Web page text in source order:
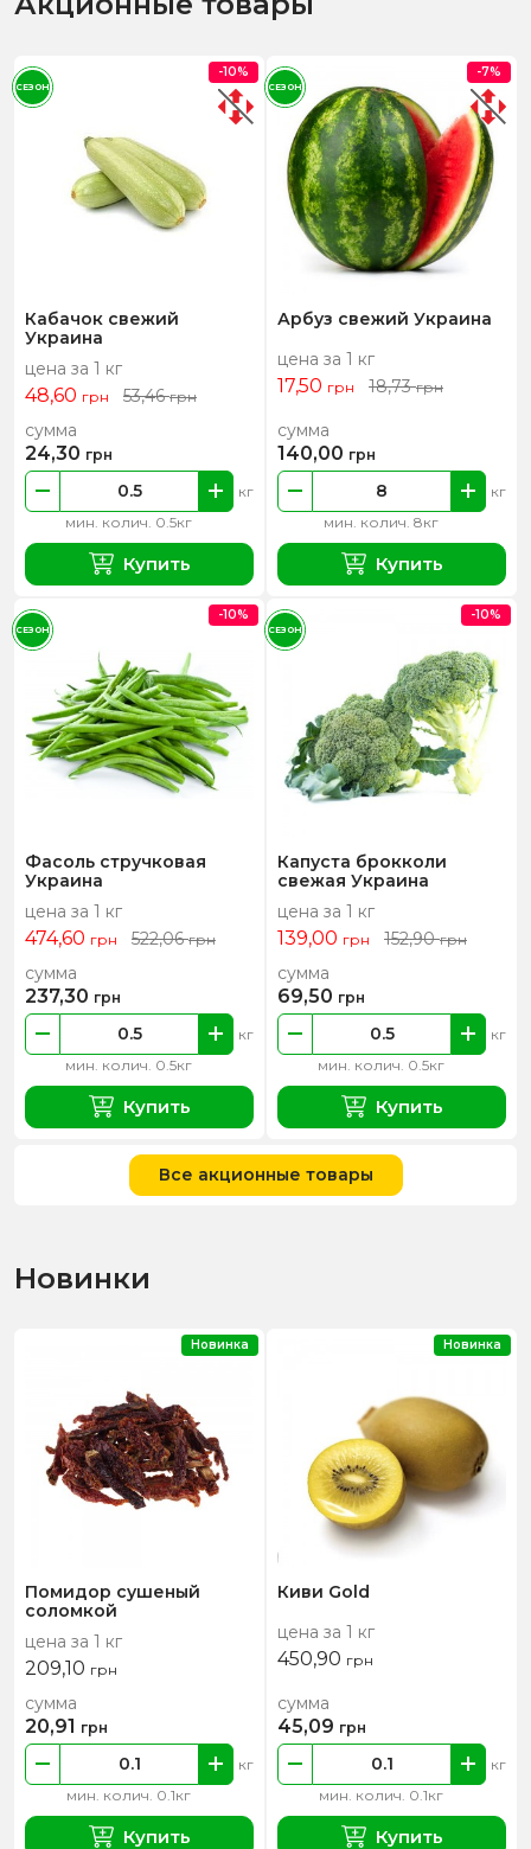
Кабачок свежий
Украина
цена за 1 кг
48,60 грн 53,46грн
мин. колич. 0.5кг
кг
сумма
24,30 грн
Купить
-10%
СЕЗОН
Арбуз свежий Украина
цена за 1 кг
17,50 грн 18,73грн
мин. колич. 8кг
кг
сумма
140,00 грн
Купить
-7%
СЕЗОН
Фасоль стручковая
Украина
цена за 1 кг
474,60 грн 522,06грн
мин. колич. 0.5кг
кг
сумма
237,30 грн
Купить
-10%
СЕЗОН
Капуста брокколи
свежая Украина
цена за 1 кг
139,00 грн 152,90грн
мин. колич. 0.5кг
кг
сумма
69,50 грн
Купить
-10%
СЕЗОН
Все акционные товары
Новинки
Помидор сушеный
соломкой
цена за 1 кг
209,10 грн
мин. колич. 0.1кг
кг
сумма
20,91 грн
Купить
Новинка
Киви Gold
цена за 1 кг
450,90 грн
мин. колич. 0.1кг
кг
сумма
45,09 грн
Купить
Новинка